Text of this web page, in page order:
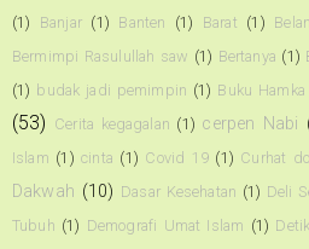
(1)
Banjar (1) Banten (1) Barat (1)
Bermimpi Rasulullah saw (1) Bertanya (1)
(1) budak jadi pemimpin (1) Buku Hamka
(53) Cerita kegagalan (1) cerpen Nabi
Islam (1) cinta (1) Covid 19 (1) Curhat
Dakwah (10) Dasar Kesehatan (1) Deli
Tubuh (1) Demografi Umat Islam (1) Detik